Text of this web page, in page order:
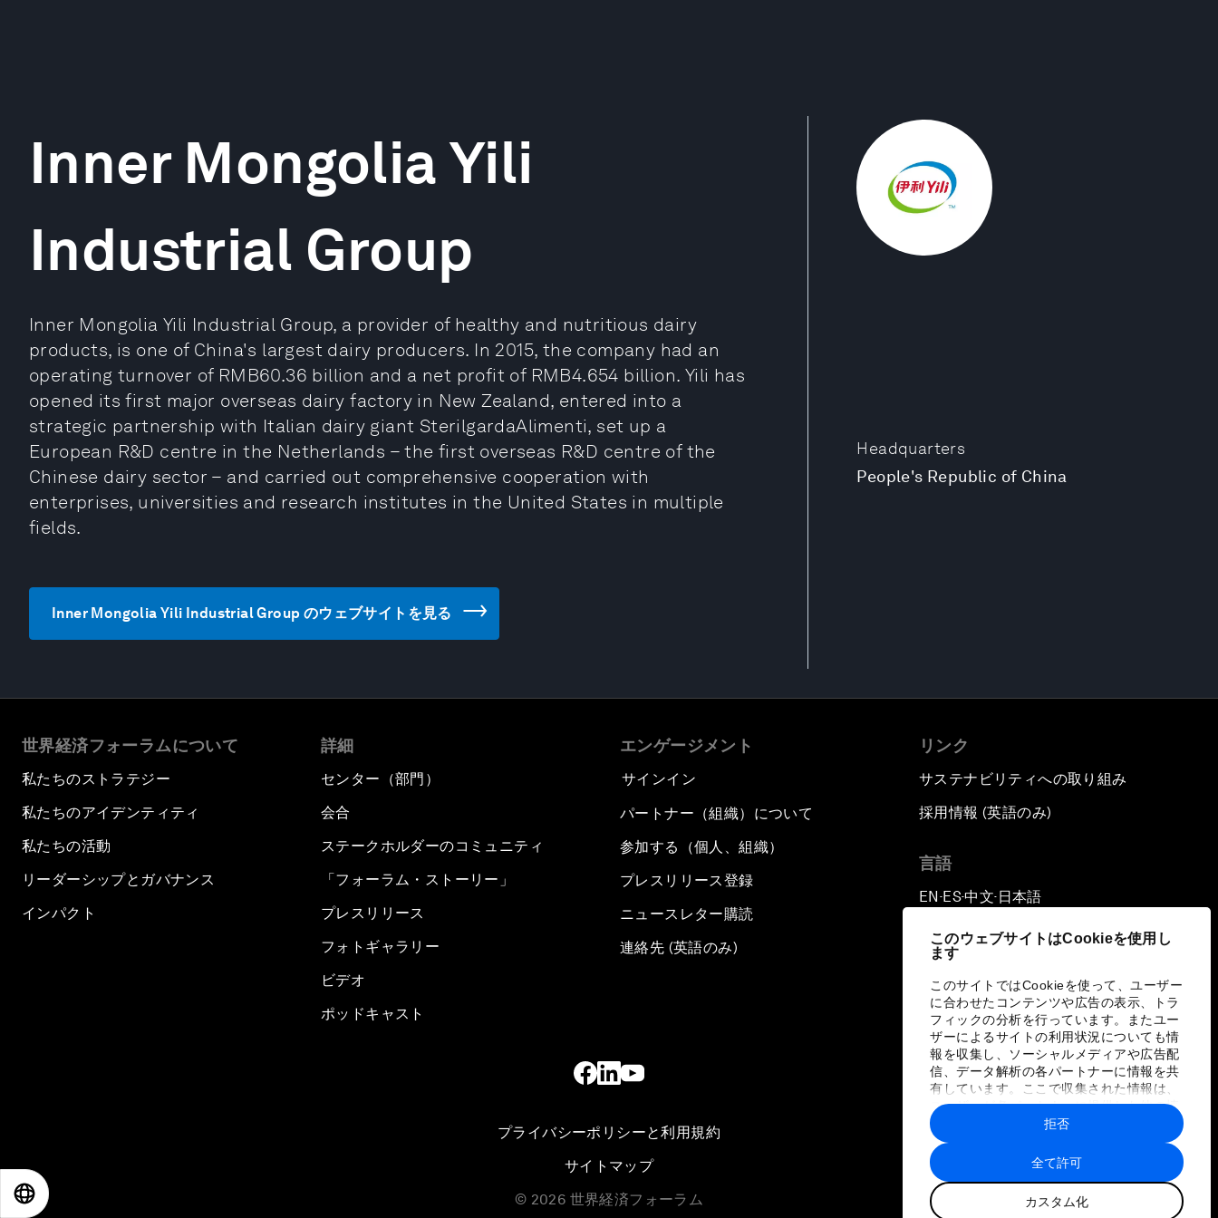
このウェブサイトはCookieを使用し
ます
このサイトではCookieを使って、ユーザー
に合わせたコンテンツや広告の表示、トラ
フィックの分析を行っています。またユー
ザーによるサイトの利用状況についても情
報を収集し、ソーシャルメディアや広告配
信、データ解析の各パートナーに情報を共
有しています。ここで収集された情報は、
ユーザーが各パートナーに提供した他の情
報や各パートナーのサービスを使用した際
に収集された情報と組み合わされ、各パー
トナーによって使用されることがありま
す。
全て許可
カスタム化
拒否
Headquarters
People's Republic of China
Inner Mongolia Yili
Industrial Group
Inner Mongolia Yili Industrial Group, a provider of healthy and nutritious dairy
products, is one of China's largest dairy producers. In 2015, the company had an
operating turnover of RMB60.36 billion and a net profit of RMB4.654 billion. Yili has
opened its first major overseas dairy factory in New Zealand, entered into a
strategic partnership with Italian dairy giant SterilgardaAlimenti, set up a
European R&D centre in the Netherlands – the first overseas R&D centre of the
Chinese dairy sector – and carried out comprehensive cooperation with
enterprises, universities and research institutes in the United States in multiple
fields.
Inner Mongolia Yili Industrial Group のウェブサイトを見る
世界経済フォーラムについて
私たちのストラテジー
私たちのアイデンティティ
私たちの活動
リーダーシップとガバナンス
インパクト
詳細
センター（部門）
会合
ステークホルダーのコミュニティ
「フォーラム・ストーリー」
プレスリリース
フォトギャラリー
ビデオ
ポッドキャスト
エンゲージメント
サインイン
パートナー（組織）について
参加する（個人、組織）
プレスリリース登録
ニュースレター購読
連絡先 (英語のみ)
リンク
サステナビリティへの取り組み
採用情報 (英語のみ)
言語
EN ▪ES▪中文▪ 日本語
プライバシーポリシーと利用規約
サイトマップ
© 2026 世界経済フォーラム